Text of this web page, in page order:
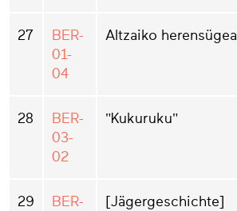
27
BER-
01-
04
Altzaiko herensügea
28
BER-
03-
02
"Kukuruku"
29
BER-
[Jägergeschichte]